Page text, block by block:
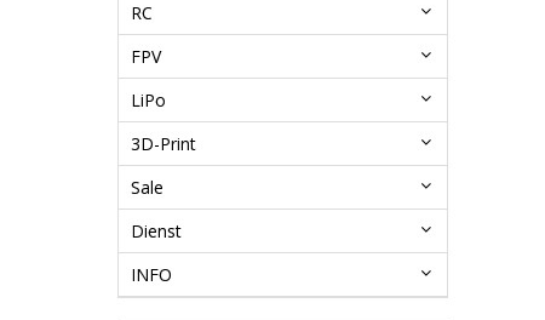
RC
FPV
LiPo
3D-Print
Sale
Dienst
INFO